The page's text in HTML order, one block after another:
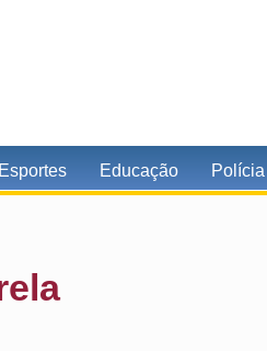
Esportes Educação Polícia